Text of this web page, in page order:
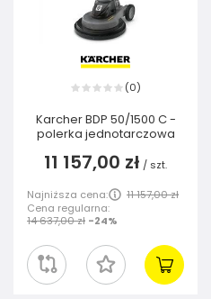
(0)
Karcher BDP 50/1500 C -
polerka jednotarczowa
11 157,00 zł / szt.
Najniższa cena:
11 157,00 zł
Cena regularna:
14 637,00 zł -24%